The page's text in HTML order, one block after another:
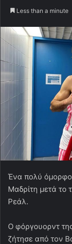
Less than a minute
Ένα πολύ όμορφο
Μαδρίτη μετά το
Ρεάλ.
Ο φόργουορντ
ζήτησε από τον